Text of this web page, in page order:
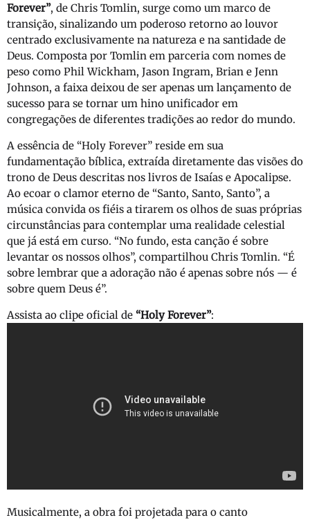
Forever”, de Chris Tomlin, surge como um marco de
transição, sinalizando um poderoso retorno ao louvor
centrado exclusivamente na natureza e na santidade de
Deus. Composta por Tomlin em parceria com nomes de
peso como Phil Wickham, Jason Ingram, Brian e Jenn
Johnson, a faixa deixou de ser apenas um lançamento de
sucesso para se tornar um hino unificador em
congregações de diferentes tradições ao redor do mundo.
A essência de “Holy Forever” reside em sua
fundamentação bíblica, extraída diretamente das visões do
trono de Deus descritas nos livros de Isaías e Apocalipse.
Ao ecoar o clamor eterno de “Santo, Santo, Santo”, a
música convida os fiéis a tirarem os olhos de suas próprias
circunstâncias para contemplar uma realidade celestial
que já está em curso. “No fundo, esta canção é sobre
levantar os nossos olhos”, compartilhou Chris Tomlin. “É
sobre lembrar que a adoração não é apenas sobre nós — é
sobre quem Deus é”.
Assista ao clipe oficial de “Holy Forever”:
Musicalmente, a obra foi projetada para o canto